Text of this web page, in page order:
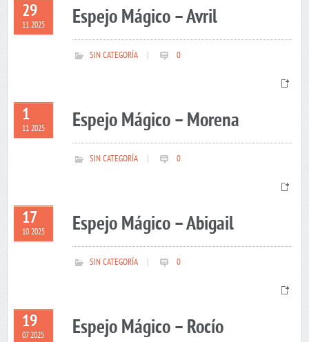
29
11 2025 Espejo Mágico – Avril
SIN CATEGORÍA 0
1
11 2025 Espejo Mágico – Morena
SIN CATEGORÍA 0
17
10 2025 Espejo Mágico – Abigail
SIN CATEGORÍA 0
19
07 2025 Espejo Mágico – Rocío